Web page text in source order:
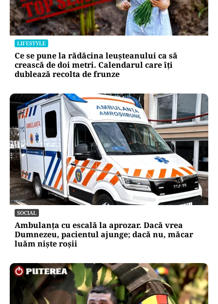
LIFESTYLE
Ce se pune la rădăcina leușteanului ca să
crească de doi metri. Calendarul care îți
dublează recolta de frunze
SOCIAL
Ambulanța cu escală la aprozar. Dacă vrea
Dumnezeu, pacientul ajunge; dacă nu, măcar
luăm niște roșii